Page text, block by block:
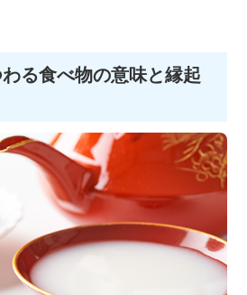
る食べ物の意味と縁起